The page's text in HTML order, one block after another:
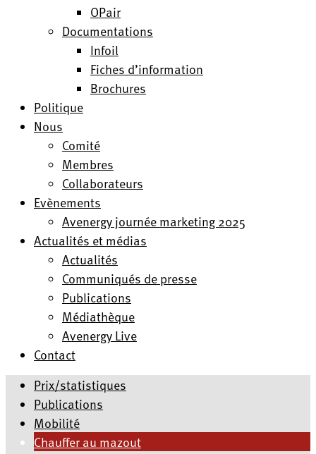
OPair
Documentations
Infoil
Fiches d’information
Brochures
Politique
Nous
Comité
Membres
Collaborateurs
Evènements
Avenergy journée marketing 2025
Actualités et médias
Actualités
Communiqués de presse
Publications
Médiathèque
Avenergy Live
Contact
Prix/statistiques
Publications
Mobilité
Chauffer au mazout